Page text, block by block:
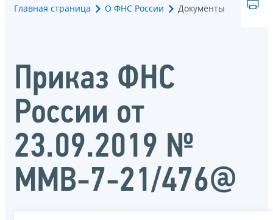
Главная страница О ФНС России Документы
Приказ ФНС
России от
23.09.2019 №
ММВ-7-21/476@